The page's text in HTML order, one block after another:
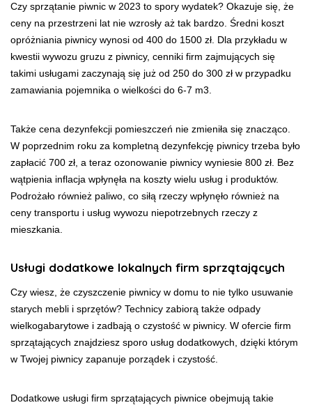
Czy sprzątanie piwnic w 2023 to spory wydatek? Okazuje się, że
ceny na przestrzeni lat nie wzrosły aż tak bardzo. Średni koszt
opróżniania piwnicy wynosi od 400 do 1500 zł. Dla przykładu w
kwestii wywozu gruzu z piwnicy, cenniki firm zajmujących się
takimi usługami zaczynają się już od 250 do 300 zł w przypadku
zamawiania pojemnika o wielkości do 6-7 m3.
Także cena dezynfekcji pomieszczeń nie zmieniła się znacząco.
W poprzednim roku za kompletną dezynfekcję piwnicy trzeba było
zapłacić 700 zł, a teraz ozonowanie piwnicy wyniesie 800 zł. Bez
wątpienia inflacja wpłynęła na koszty wielu usług i produktów.
Podrożało również paliwo, co siłą rzeczy wpłynęło również na
ceny transportu i usług wywozu niepotrzebnych rzeczy z
mieszkania.
Usługi dodatkowe lokalnych firm sprzątających
Czy wiesz, że czyszczenie piwnicy w domu to nie tylko usuwanie
starych mebli i sprzętów? Technicy zabiorą także odpady
wielkogabarytowe i zadbają o czystość w piwnicy. W ofercie firm
sprzątających znajdziesz sporo usług dodatkowych, dzięki którym
w Twojej piwnicy zapanuje porządek i czystość.
Dodatkowe usługi firm sprzątających piwnice obejmują takie